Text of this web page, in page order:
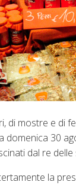
di mostre e di
domenica 30
dal re
la